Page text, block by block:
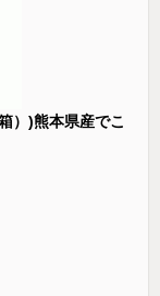
）)熊本県産でこ